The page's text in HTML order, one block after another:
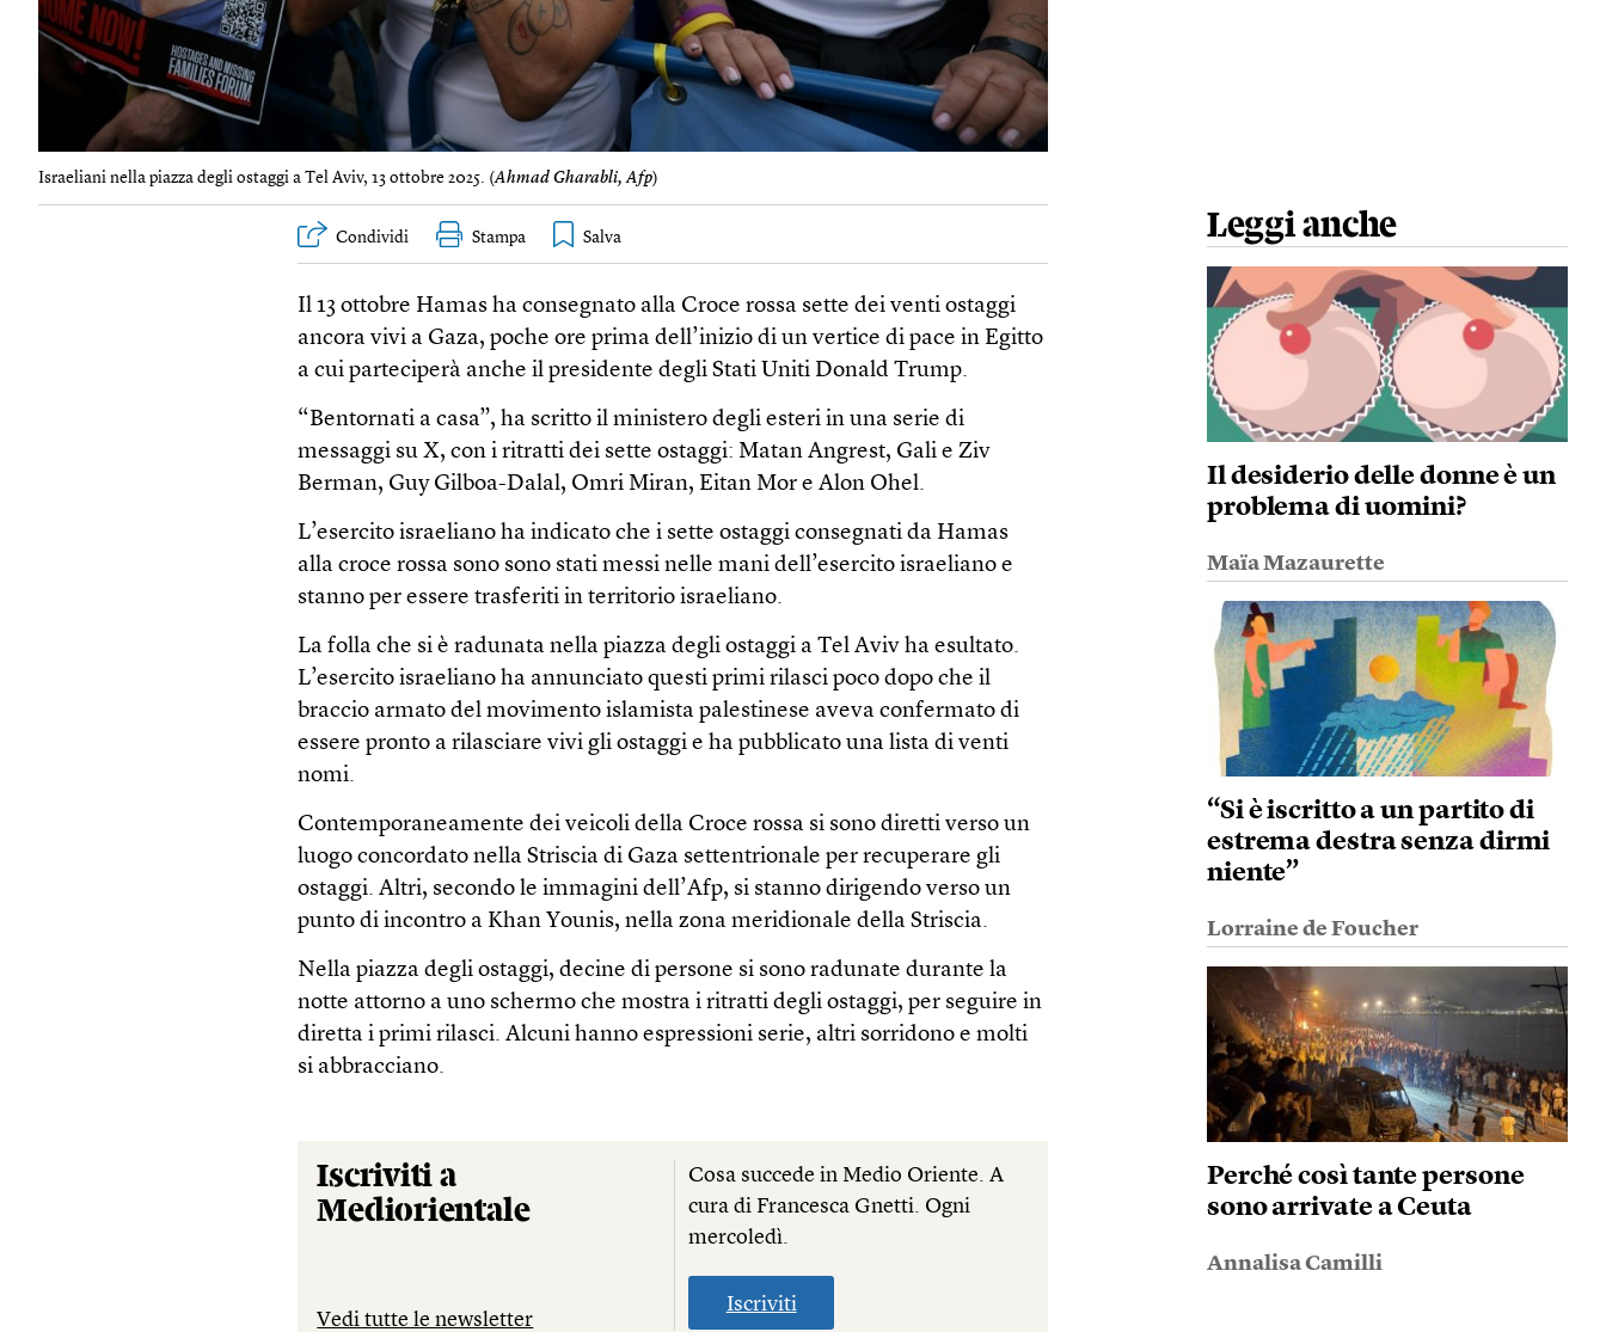
Israeliani nella piazza degli ostaggi a Tel Aviv, 13 ottobre 2025. (Ahmad Gharabli, Afp)
Condividi Stampa
Il 13 ottobre Hamas ha consegnato alla Croce rossa sette dei venti ostaggi
ancora vivi a Gaza, poche ore prima dell’inizio di un vertice di pace in Egitto
a cui parteciperà anche il presidente degli Stati Uniti Donald Trump.
“Bentornati a casa”, ha scritto il ministero degli esteri in una serie di
messaggi su X, con i ritratti dei sette ostaggi: Matan Angrest, Gali e Ziv
Berman, Guy Gilboa-Dalal, Omri Miran, Eitan Mor e Alon Ohel.
L’esercito israeliano ha indicato che i sette ostaggi consegnati da Hamas
alla croce rossa sono sono stati messi nelle mani dell’esercito israeliano e
stanno per essere trasferiti in territorio israeliano.
La folla che si è radunata nella piazza degli ostaggi a Tel Aviv ha esultato.
L’esercito israeliano ha annunciato questi primi rilasci poco dopo che il
braccio armato del movimento islamista palestinese aveva confermato di
essere pronto a rilasciare vivi gli ostaggi e ha pubblicato una lista di venti
nomi.
Contemporaneamente dei veicoli della Croce rossa si sono diretti verso un
luogo concordato nella Striscia di Gaza settentrionale per recuperare gli
ostaggi. Altri, secondo le immagini dell’Afp, si stanno dirigendo verso un
punto di incontro a Khan Younis, nella zona meridionale della Striscia.
Nella piazza degli ostaggi, decine di persone si sono radunate durante la
notte attorno a uno schermo che mostra i ritratti degli ostaggi, per seguire in
diretta i primi rilasci. Alcuni hanno espressioni serie, altri sorridono e molti
si abbracciano.
Iscriviti a
Mediorientale
Cosa succede in Medio Oriente. A
cura di Francesca Gnetti. Ogni
mercoledì.
Vedi tutte le newsletter
Iscriviti
Leggi anche
Il desiderio delle donne è un
problema di uomini?
Maïa Mazaurette
“Si è iscritto a un partito di
estrema destra senza dirmi
niente”
Lorraine de Foucher
Perché così tante persone
sono arrivate a Ceuta
Annalisa Camilli